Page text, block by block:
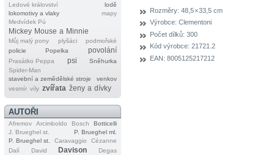
Ledové království
lodě
lokomotivy a vlaky
mapy
Medvídek Pú
Mickey Mouse a Minnie
Můj malý pony plyšáci
podmořské
policie
Popelka povolání
Prasátko Peppa psi
Sněhurka
Spider‐Man
stavební a zemědělské stroje
venkov
vesmír víly zvířata ženy a dívky
AUTOŘI
Afremov Arcimboldo Bosch
Botticelli
J. Brueghel st.
P. Brueghel ml.
P. Brueghel st.
Caravaggio
Cézanne
Dalí
David Davison
Degas
Rozměry: 48,5 × 33,5 cm
Výrobce: Clementoni
Počet dílků: 300
Kód výrobce: 21721.2
EAN: 8005125217212